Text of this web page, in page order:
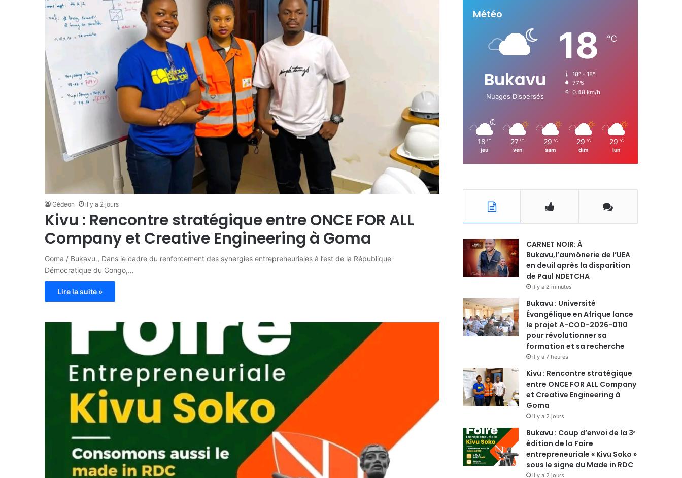
Gédeon il y a 2 jours
Kivu : Rencontre stratégique entre ONCE FOR ALL
Company et Creative Engineering à Goma
Goma / Bukavu , Dans le cadre du renforcement des synergies entrepreneuriales à l’est de la République
Démocratique du Congo,…
Lire la suite »
Météo
Bukavu
Nuages Dispersés
18 ℃
18º - 18º
77%
0.48 km/h
18 ℃
jeu
27 ℃
ven
29 ℃
sam
29 ℃
dim
29 ℃
lun
CARNET NOIR: À
Bukavu,l’aumônerie de l’UEA
en deuil après la disparition
de Paul NDETCHA
il y a 2 minutes
Bukavu : Université
Évangélique en Afrique lance
le projet A-COD-2026-0110
pour révolutionner sa
formation et sa recherche
il y a 7 heures
Kivu : Rencontre stratégique
entre ONCE FOR ALL Company
et Creative Engineering à
Goma
il y a 2 jours
Bukavu : Coup d’envoi de la 3ᵉ
édition de la Foire
entrepreneuriale « Kivu Soko »
sous le signe du Made in RDC
il y a 2 jours